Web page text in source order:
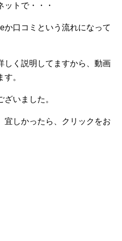
ットで・・・
か口コミという流れになって
しく説明してますから、動画
。
いました。
宜しかったら、クリックをお